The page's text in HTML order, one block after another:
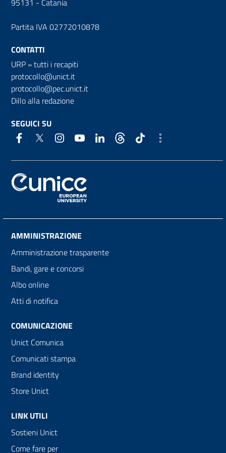
95131 - Catania
Partita IVA 02772010878
CONTATTI
URP »tutti i recapiti
protocollo@unict.it
protocollo@pec.unict.it
Dillo alla redazione
SEGUICI SU
AMMINISTRAZIONE
Amministrazione trasparente
Bandi, gare e concorsi
Albo online
Atti di notifica
COMUNICAZIONE
Unict Comunica
Comunicati stampa
Brand identity
Store Unict
LINK UTILI
Sostieni Unict
Come fare per